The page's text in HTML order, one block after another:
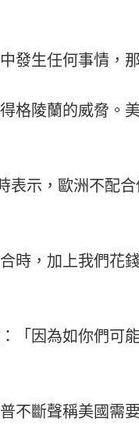
發生任何事情，
格陵蘭的威脅。
表示，歐洲不配
時，加上我們花
「因為如你們可
不斷聲稱美國需